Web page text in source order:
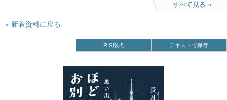
すべて見る
新着資料に戻る
RIS形式 テキストで保存